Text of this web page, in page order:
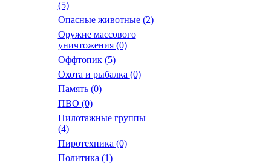
(5)
Опасные животные (2)
Оружие массового
уничтожения (0)
Оффтопик (5)
Охота и рыбалка (0)
Память (0)
ПВО (0)
Пилотажные группы
(4)
Пиротехника (0)
Политика (1)